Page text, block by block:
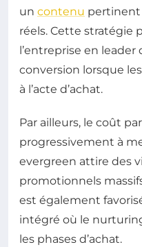
un contenu pertinent
réels. Cette stratégie
l’entreprise en leader
conversion lorsque
à l’acte d’achat.
Par ailleurs, le coût
progressivement à
evergreen attire des
promotionnels
est également
intégré où le
les phases d’achat.